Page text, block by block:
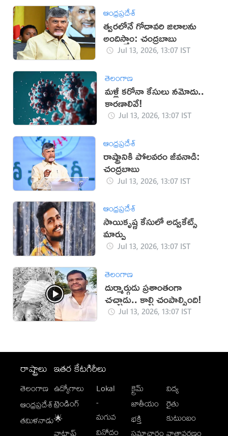
ఆంధ్రప్రదేశ్
త్వరలోనే గోదావరి జిలాలను
అందిస్తాం: చంద్రబాబు
Jul 13, 2026, 13:07 IST
తెలంగాణ
మళ్లీ కరోనా కేసులు నమోదు..
కారణాలివే!
Jul 13, 2026, 13:07 IST
ఆంధ్రప్రదేశ్
రాష్ట్రానికి పోలవరం జీవనాడి:
చంద్రబాబు
Jul 13, 2026, 13:07 IST
ఆంధ్రప్రదేశ్
సాయికృష్ణ కేసులో అడ్వకేట్స్
మార్పు
Jul 13, 2026, 13:07 IST
తెలంగాణ
దుర్మార్గుడు ప్రశాంతంగా
చచ్చాడు.. కాల్చి చంపాల్సింది!
Jul 13, 2026, 13:07 IST
రాష్ట్రాలు
తెలంగాణ
ఆంధ్రప్రదేశ్
తమిళనాడు
ఇతర కేటగిరీలు
ఉద్యోగాలు
ట్రెండింగ్
🌟
Lokal
-
మగువ
వినోదం
క్రైమ్
జాతీయం
భక్తి
విద్య
రైతు
కుటుంబం